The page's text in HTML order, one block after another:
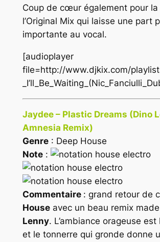
Coup de cœur également pour la
l’Original Mix qui laisse une part
importante au vocal.
[audioplayer
file=http://www.djkix.com/
Jaydee – Plastic Dreams (Dino
Amnesia Remix)
Genre: Deep House
Note:
Commentaire : grand retour de
Houseavec un beau remix
Lenny. L’ambiance orageuse
et le tonnerre qui gronde donne